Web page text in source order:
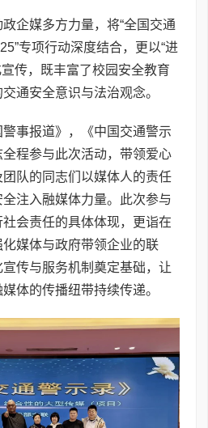
企媒多方力量，将“全国交通
专项行动深度结合，更以“进
传，既丰富了校园安全教育
通安全意识与法治观念。
事报道》，《中国交通警示
程参与此次活动，带领爱心
队的同志们以媒体人的责任
注入融媒体力量。此次参与
会责任的具体体现，更诣在
媒体与政府带领企业的联
传与服务机制奠定基础，让
体的传播纽带持续传递。